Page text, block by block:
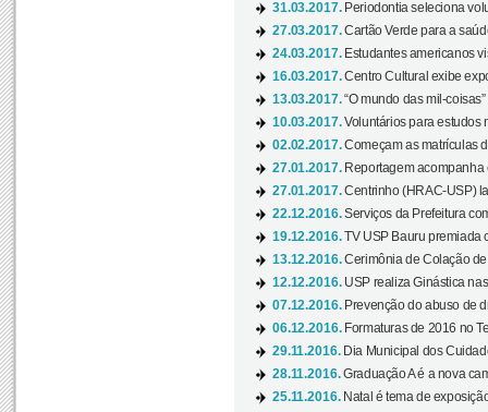
31.03.2017. Periodontia seleciona
27.03.2017.Cartão Verde para a
24.03.2017. Estudantes americanos
16.03.2017.Centro Cultural exibe
13.03.2017.“O mundo das mil-
10.03.2017.Voluntários para estudos
02.02.2017.Começam as matrículas
27.01.2017. Reportagem
27.01.2017.Centrinho (HRAC-USP)
22.12.2016.Serviços da Prefeitura
19.12.2016.TV USP Bauru premiada
13.12.2016.Cerimônia de Colação
12.12.2016. USP realiza Ginástica
07.12.2016. Prevenção do abuso de
06.12.2016. Formaturas de 2016 no
29.11.2016. Dia Municipal dos
28.11.2016.Graduação A é a nova
25.11.2016. Natal é tema de